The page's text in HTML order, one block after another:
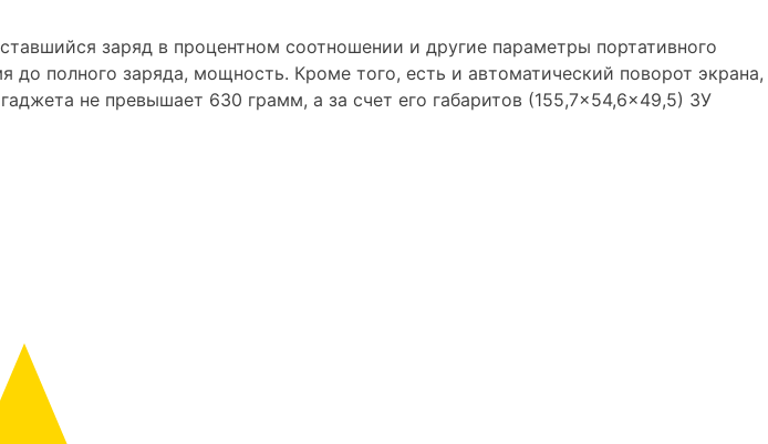
заряд в процентном соотношении и другие параметры портативного
до полного заряда, мощность. Кроме того, есть и автоматический поворот экрана,
не превышает 630 грамм, а за счет его габаритов (155,7×54,6×49,5) ЗУ